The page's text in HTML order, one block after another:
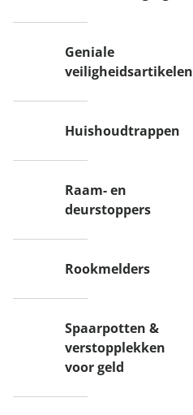
Geniale
veiligheidsartikelen
Huishoudtrappen
Raam- en
deurstoppers
Rookmelders
Spaarpotten &
verstopplekken
voor geld